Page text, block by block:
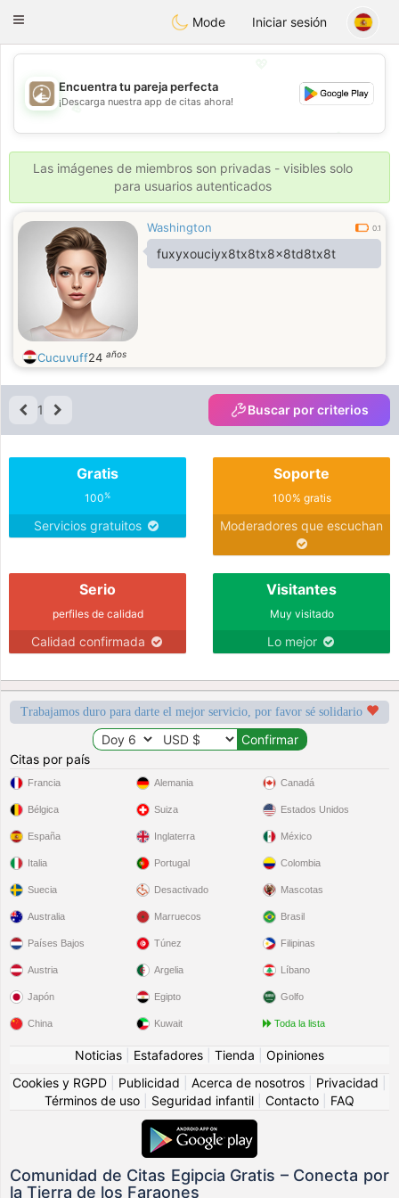
B ahebik
Toggle
Mode Iniciar sesión
💖
💕
💕
Encuentra tu pareja perfecta
¡Descarga nuestra app de citas ahora!
Las imágenes de miembros son privadas - visibles solo
para usuarios autenticados
Washington 0.1
fuxyxouciyx8tx8tx8x8td8tx8t
Cucuvuff24 años
1 Buscar por criterios
Gratis
100%
Servicios gratuitos
Soporte
100% gratis
Moderadores que escuchan
Serio
perfiles de calidad
Calidad confirmada
Visitantes
Muy visitado
Lo mejor
Trabajamos duro para darte el mejor servicio, por favor sé solidario
Citas por país
Francia
Bélgica
España
Italia
Suecia
Alemania
Suiza
Inglaterra
Portugal
Desactivado
Canadá
Estados Unidos
México
Colombia
Mascotas
Australia
Países Bajos
Austria
Japón
China
Marruecos
Túnez
Argelia
Egipto
Kuwait
Brasil
Filipinas
Líbano
Golfo
Toda la lista
Noticias Estafadores Tienda
Opiniones
Cookies y RGPD
Publicidad Acerca de nosotros Privacidad
Términos de uso
Seguridad infantil Contacto FAQ
Comunidad de Citas Egipcia Gratis – Conecta por
la Tierra de los Faraones